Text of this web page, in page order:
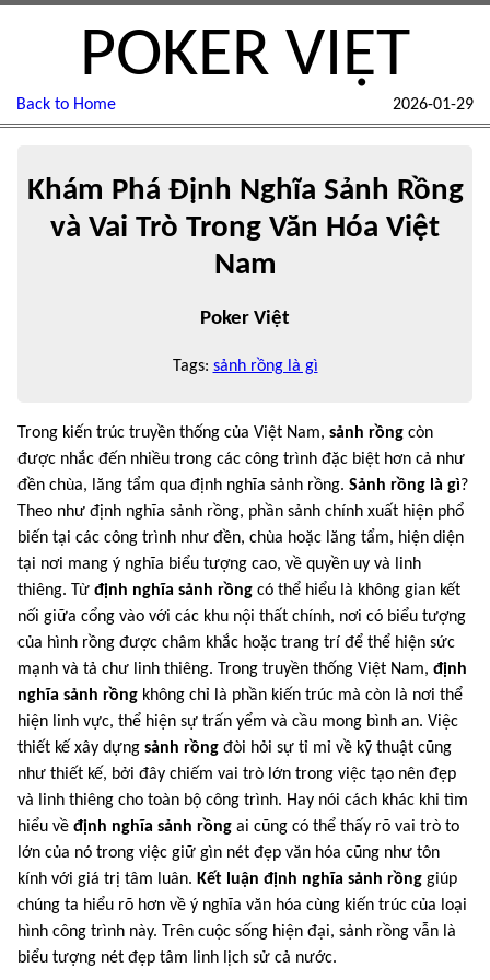
POKER VIỆT
Back to Home 2026-01-29
Khám Phá Định Nghĩa Sảnh Rồng
và Vai Trò Trong Văn Hóa Việt
Nam
Poker Việt
Tags: sảnh rồng là gì
Trong kiến trúc truyền thống của Việt Nam, sảnh rồng còn
được nhắc đến nhiều trong các công trình đặc biệt hơn cả như
đền chùa, lăng tẩm qua định nghĩa sảnh rồng. Sảnh rồng là gì?
Theo như định nghĩa sảnh rồng, phần sảnh chính xuất hiện phổ
biến tại các công trình như đền, chùa hoặc lăng tẩm, hiện diện
tại nơi mang ý nghĩa biểu tượng cao, về quyền uy và linh
thiêng. Từ định nghĩa sảnh rồng có thể hiểu là không gian kết
nối giữa cổng vào với các khu nội thất chính, nơi có biểu tượng
của hình rồng được châm khắc hoặc trang trí để thể hiện sức
mạnh và tả chư linh thiêng. Trong truyền thống Việt Nam, định
nghĩa sảnh rồng không chỉ là phần kiến trúc mà còn là nơi thể
hiện linh vực, thể hiện sự trấn yểm và cầu mong bình an. Việc
thiết kế xây dựng sảnh rồng đòi hỏi sự tỉ mỉ về kỹ thuật cũng
như thiết kế, bởi đây chiếm vai trò lớn trong việc tạo nên đẹp
và linh thiêng cho toàn bộ công trình. Hay nói cách khác khi tìm
hiểu về định nghĩa sảnh rồng ai cũng có thể thấy rõ vai trò to
lớn của nó trong việc giữ gìn nét đẹp văn hóa cũng như tôn
kính với giá trị tâm luân. Kết luận định nghĩa sảnh rồng giúp
chúng ta hiểu rõ hơn về ý nghĩa văn hóa cùng kiến trúc của loại
hình công trình này. Trên cuộc sống hiện đại, sảnh rồng vẫn là
biểu tượng nét đẹp tâm linh lịch sử cả nước.